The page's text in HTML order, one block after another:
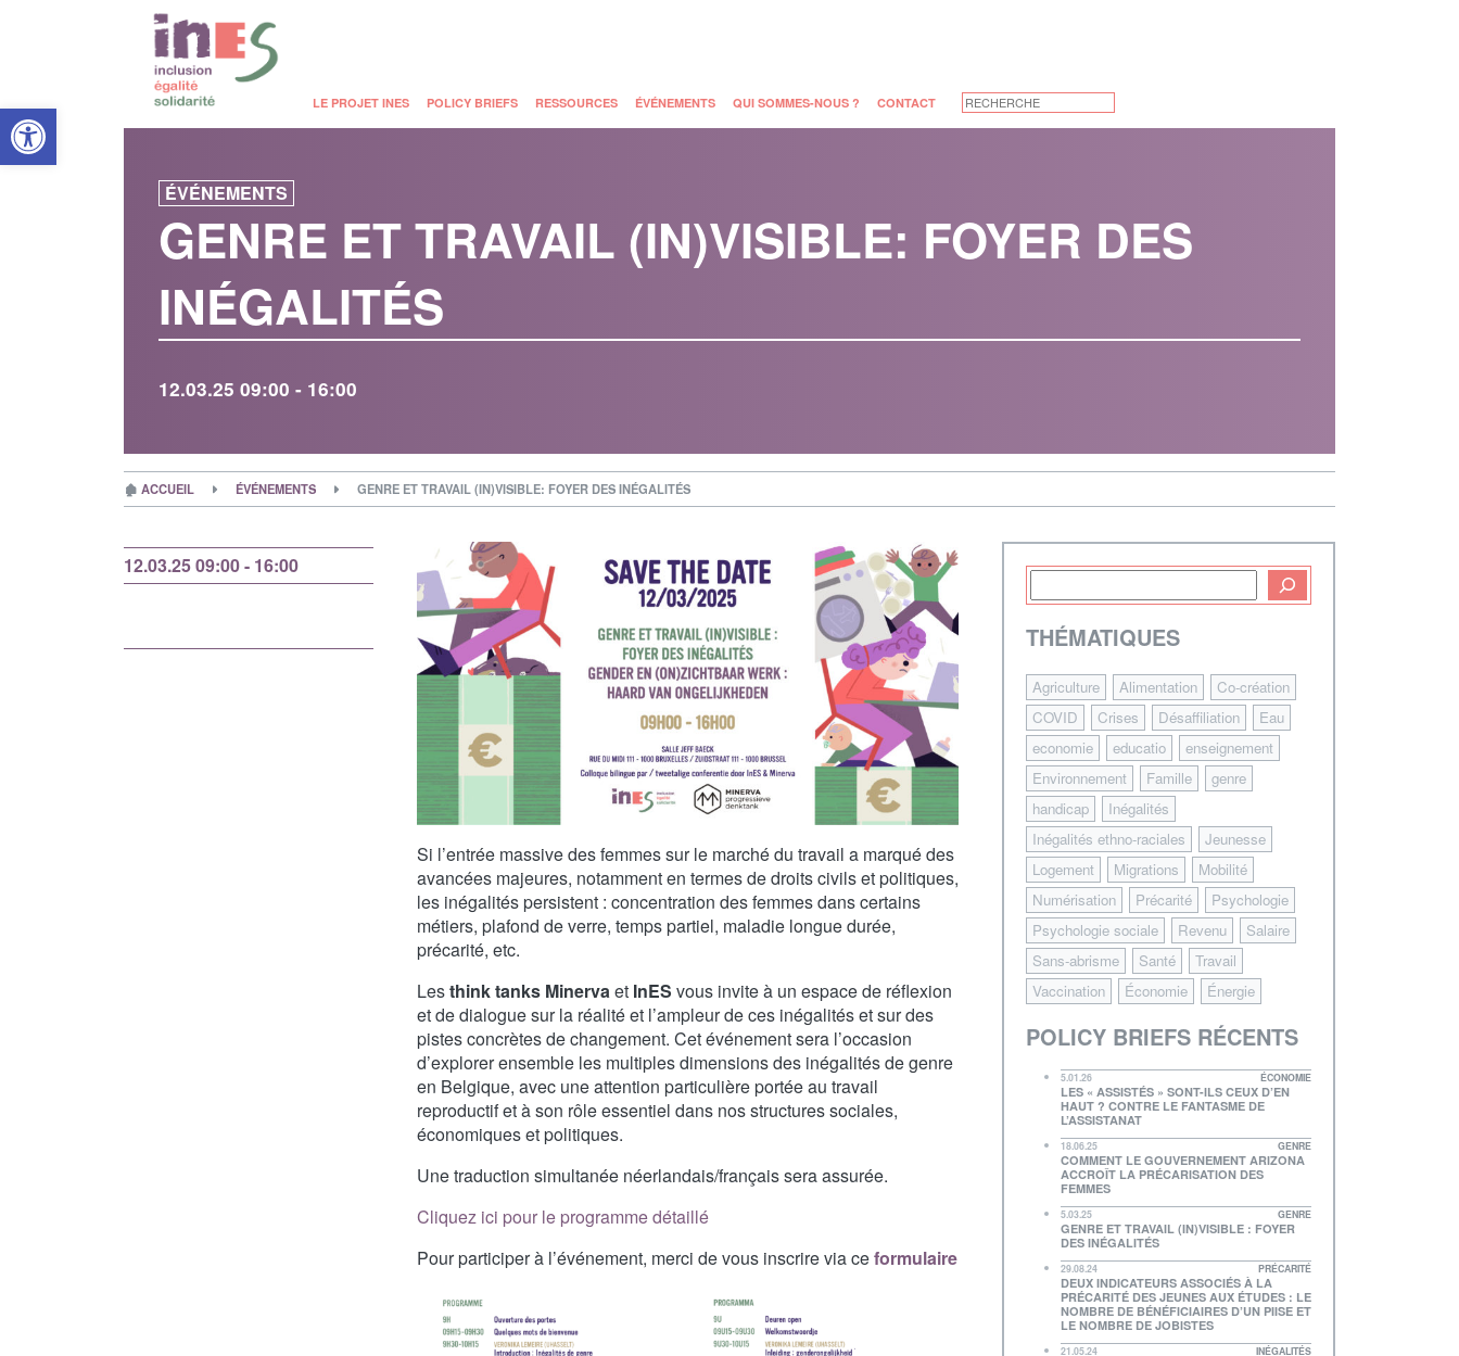
Open toolbar LE PROJET INES POLICY BRIEFS RESSOURCES ÉVÉNEMENTS QUI SOMMES-NOUS ? CONTACT
ÉVÉNEMENTS
GENRE ET TRAVAIL (IN)VISIBLE: FOYER DES
INÉGALITÉS
12.03.25 09:00 - 16:00
🏚 ACCUEIL ÉVÉNEMENTS GENRE ET TRAVAIL (IN)VISIBLE: FOYER DES INÉGALITÉS
12.03.25 09:00 - 16:00
Si l’entrée massive des femmes sur le marché du travail a marqué des
avancées majeures, notamment en termes de droits civils et politiques,
les inégalités persistent : concentration des femmes dans certains
métiers, plafond de verre, temps partiel, maladie longue durée,
précarité, etc.
Lesthink tanks Minervaet InES vous invite à un espace de réflexion
et de dialogue sur la réalité et l’ampleur de ces inégalités et sur des
pistes concrètes de changement. Cet événement sera l’occasion
d’explorer ensemble les multiples dimensions des inégalités de genre
en Belgique, avec une attention particulière portée au travail
reproductif et à son rôle essentiel dans nos structures sociales,
économiques et politiques.
Une traduction simultanée néerlandais/français sera assurée.
Cliquez ici pour le programme détaillé
Pour participer à l’événement, merci de vous inscrire via ceformulaire
THÉMATIQUES
Agriculture Alimentation
Co-création
COVID
Crises Désaffiliation
Eau
economie
educatio
enseignement
Environnement
Famille
genre
handicap
Inégalités
Inégalités ethno-raciales
Jeunesse
Logement
Migrations
Mobilité
Numérisation
Précarité
Psychologie
Psychologie sociale
Revenu
Salaire
Sans-abrisme
Santé
Travail
Vaccination
Économie Énergie
POLICY BRIEFS RÉCENTS
5.01.26 ÉCONOMIE
LES « ASSISTÉS » SONT-ILS CEUX D’EN
HAUT ? CONTRE LE FANTASME DE
L’ASSISTANAT
18.06.25 GENRE
COMMENT LE GOUVERNEMENT ARIZONA
ACCROÎT LA PRÉCARISATION DES
FEMMES
5.03.25 GENRE
GENRE ET TRAVAIL (IN)VISIBLE : FOYER
DES INÉGALITÉS
29.08.24 PRÉCARITÉ
DEUX INDICATEURS ASSOCIÉS À LA
PRÉCARITÉ DES JEUNES AUX ÉTUDES : LE
NOMBRE DE BÉNÉFICIAIRES D’UN PIISE ET
LE NOMBRE DE JOBISTES
21.05.24 INÉGALITÉS